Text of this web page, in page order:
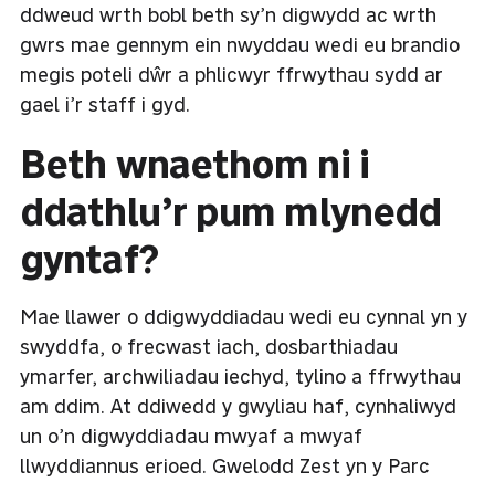
ddweud wrth bobl beth sy’n digwydd ac wrth
gwrs mae gennym ein nwyddau wedi eu brandio
megis poteli dŵr a phlicwyr ffrwythau sydd ar
gael i’r staff i gyd.
Beth wnaethom ni i
ddathlu’r pum mlynedd
gyntaf?
Mae llawer o ddigwyddiadau wedi eu cynnal yn y
swyddfa, o frecwast iach, dosbarthiadau
ymarfer, archwiliadau iechyd, tylino a ffrwythau
am ddim. At ddiwedd y gwyliau haf, cynhaliwyd
un o’n digwyddiadau mwyaf a mwyaf
llwyddiannus erioed. Gwelodd Zest yn y Parc